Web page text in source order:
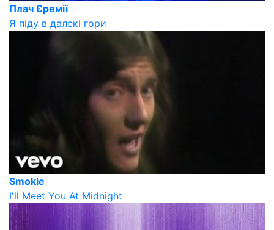
Плач Єремії
Я піду в далекі гори
Smokie
I'll Meet You At Midnight